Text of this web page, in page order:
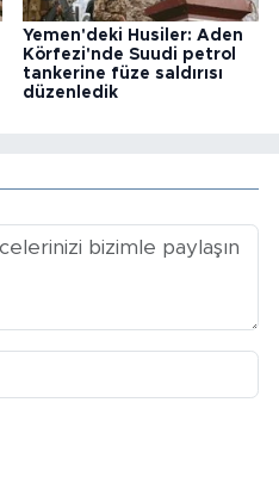
Yemen'deki Husiler: Aden
Körfezi'nde Suudi petrol
tankerine füze saldırısı
düzenledik